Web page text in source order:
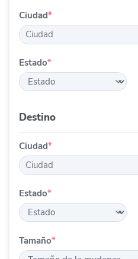
Ciudad*
Estado*
Destino
Ciudad*
Estado*
Tamaño*